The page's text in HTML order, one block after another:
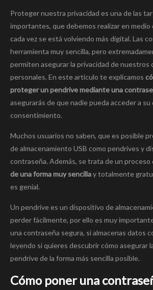
Proteger nuestra privacidad es una de las
importantes, que debemos realizar en medio
cada vez se está volviendo más digital. Las
herramienta muy sencilla, pero
permiten asegurar la privacidad de nuestros
personales. En este artículo te explicamos
proteger un pendrive mediante una
asegurarás de que nadie pueda acceder a
consentimiento.
Muchos usuarios no saben, que es posible
de almacenamiento USB como pendrives y
contraseña. Además, se trata de un proceso
de una forma muy sencillay totalmente
es genial.
Un pendrive es un dispositivo de
perder fácilmente, por ello es muy
una contraseña segura, si almacenas datos
leyendo si quieres descubrir cómo asegurar
pendrive de la forma más sencilla posible.
Cómo poner una